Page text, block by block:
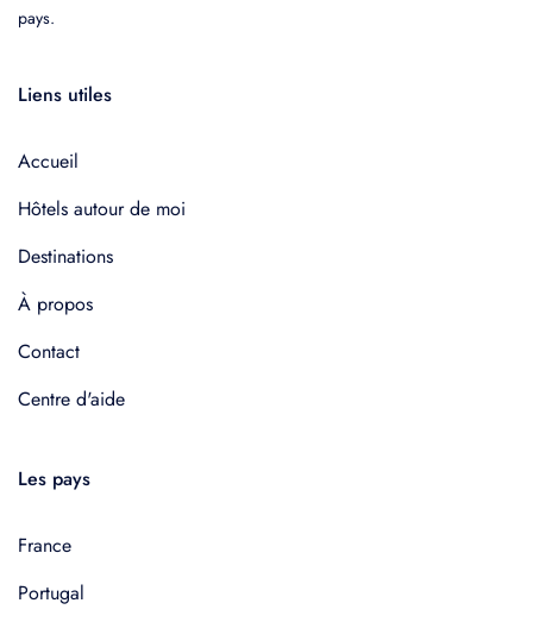
pays.
Liens utiles
Accueil
Hôtels autour de moi
Destinations
À propos
Contact
Centre d'aide
Les pays
France
Portugal